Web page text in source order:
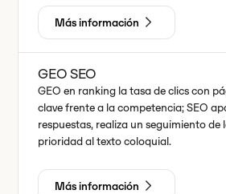
Más información
GEO SEO
GEO en ranking la tasa de clics con
clave frente a la competencia; SEO
respuestas, realiza un seguimiento de
prioridad al texto coloquial.
Más información